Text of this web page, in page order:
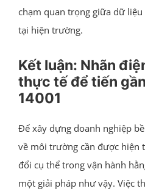
chạm quan trọng giữa dữ
tại hiện trường.
Kết luận: Nhãn
thực tế để tiến
14001
Để xây dựng doanh nghiệp
về môi trường cần được hiện
đổi cụ thể trong vận hành
một giải pháp như vậy. Việc